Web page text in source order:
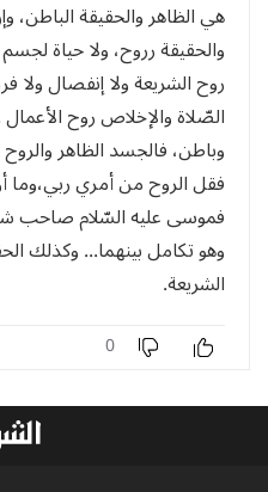
هي الظاهر والحقيقة
والحقيقة رروح، ولا حياة
روح الشريعة ولا إنفصال ولا
الصّلاة والإخلاص روح
وباطن، فالجسد الظاهر
فقل الروح من أمري ربي،وما
فموسى عليه السّلام صاحب
وهو تكامل بينهما... وكذلك
الشريعة.
0